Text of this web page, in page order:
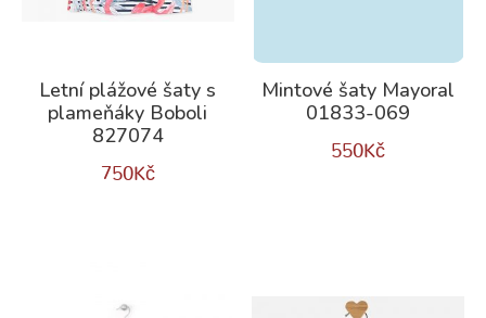
Letní plážové šaty s
plameňáky Boboli
827074
750Kč
Mintové šaty Mayoral
01833-069
550Kč